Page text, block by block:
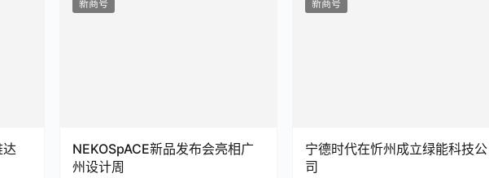
新商号
NEKOSpACE新品发布会亮相广
州设计周
新商号
宁德时代在忻州成立绿能科技公
司